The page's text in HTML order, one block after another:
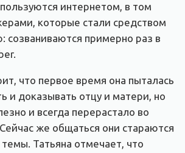
интернетом, в том
которые стали средством
созваниваются примерно раз в
что первое время она пыталась
и доказывать отцу и матери, но
и всегда перерастало во
же общаться они стараются
Татьяна отмечает, что